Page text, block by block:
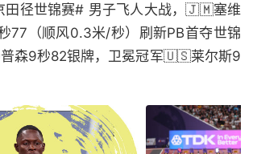
田径世锦赛# 男子飞人大战，🇯🇲塞维
77（顺风0.3米/秒）刷新PB首夺世锦
森9秒82银牌，卫冕冠军🇺🇸莱尔斯9